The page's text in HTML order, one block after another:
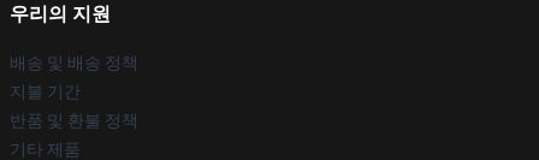
우리의 지원
배송 및 배송 정책
지불 기간
반품 및 환불 정책
기타 제품